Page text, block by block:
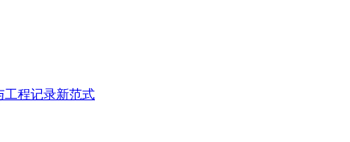
工程记录新范式